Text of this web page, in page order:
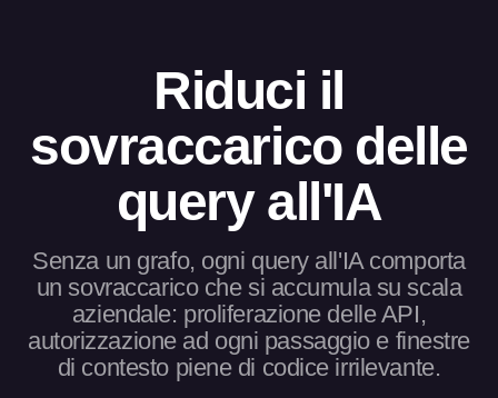
Riduci il
sovraccarico delle
query all'IA
Senza un grafo, ogni query all'IA comporta
un sovraccarico che si accumula su scala
aziendale: proliferazione delle API,
autorizzazione ad ogni passaggio e finestre
di contesto piene di codice irrilevante.